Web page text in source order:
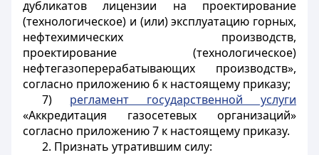
дубликатов лицензии на проектирование
(технологическое) и (или) эксплуатацию горных,
нефтехимических производств,
проектирование (технологическое)
нефтегазоперерабатывающих производств»,
согласно приложению 6 к настоящему приказу;
7) регламент государственной услуги
«Аккредитация газосетевых организаций»
согласно приложению 7 к настоящему приказу.
2. Признать утратившим силу: